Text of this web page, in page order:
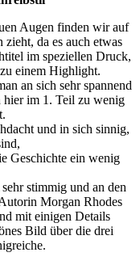
Augen finden wir auf
da es auch etwas
im speziellen Druck,
einem Highlight.
an sich sehr spannend
im 1. Teil zu wenig
und in sich sinnig,
Geschichte ein wenig
stimmig und an den
Morgan Rhodes
mit einigen Details
Bild über die drei